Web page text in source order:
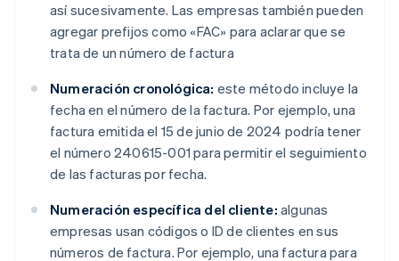
así sucesivamente. Las empresas también pueden
agregar prefijos como «FAC» para aclarar que se
trata de un número de factura
Numeración cronológica: este método incluye la
fecha en el número de la factura. Por ejemplo, una
factura emitida el 15 de junio de 2024 podría tener
el número 240615-001 para permitir el seguimiento
de las facturas por fecha.
Numeración específica del cliente: algunas
empresas usan códigos o ID de clientes en sus
números de factura. Por ejemplo, una factura para